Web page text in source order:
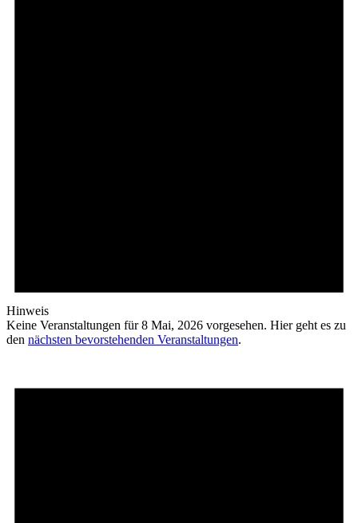
Hinweis
Keine Veranstaltungen für 8 Mai, 2026 vorgesehen. Hier geht es zu
den nächsten bevorstehenden Veranstaltungen.